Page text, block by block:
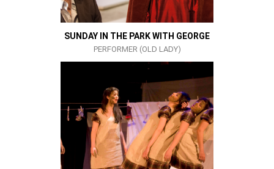
SUNDAY IN THE PARK WITH GEORGE
PERFORMER (OLD LADY)